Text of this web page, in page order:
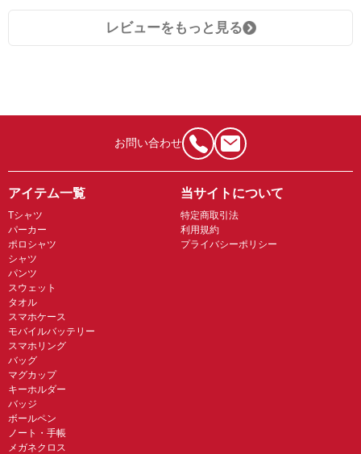
レビューをもっと見る
お問い合わせ
アイテム一覧
Tシャツ
パーカー
ポロシャツ
シャツ
パンツ
スウェット
タオル
スマホケース
モバイルバッテリー
スマホリング
バッグ
マグカップ
キーホルダー
バッジ
ボールペン
ノート・手帳
メガネクロス
当サイトについて
特定商取引法
利用規約
プライバシーポリシー